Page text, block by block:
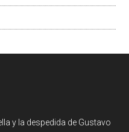
y la despedida de Gustavo